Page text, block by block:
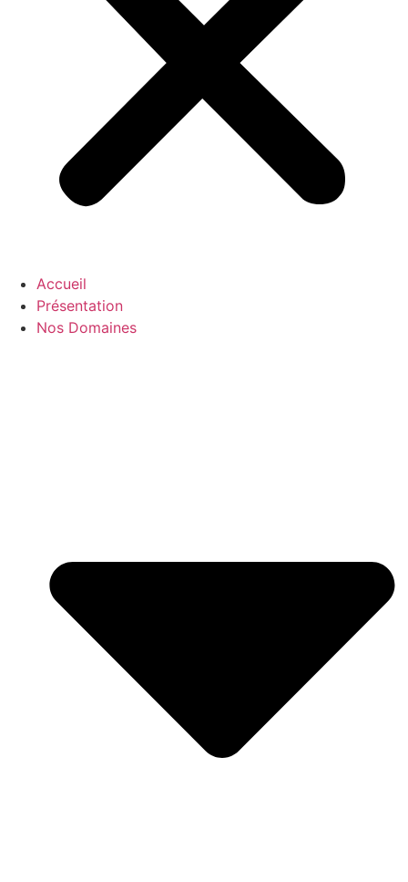
Accueil
Présentation
Nos Domaines